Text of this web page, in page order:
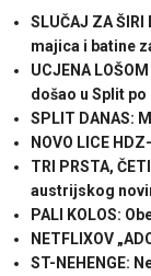
SLUČAJ ZA
majica i batine
UCJENA
došao u Split
SPLIT DANAS:
NOVO LICE
TRI PRSTA,
austrijskog
PALI KOLOS:
NETFLIXOV
ST-NEHENGE: